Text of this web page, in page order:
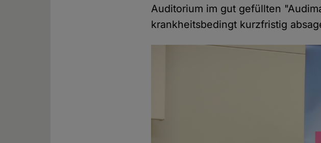
Auditorium im gut gefüllten
krankheitsbedingt kurzfristig